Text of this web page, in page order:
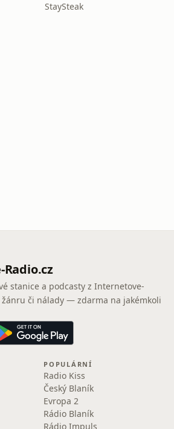
StaySteak
stanice a podcasty z Internetove-
žánru či nálady — zdarma na jakémkoli
POPULÁRNÍ
Radio Kiss
Český Blaník
Evropa 2
Rádio Blaník
Rádio Impuls